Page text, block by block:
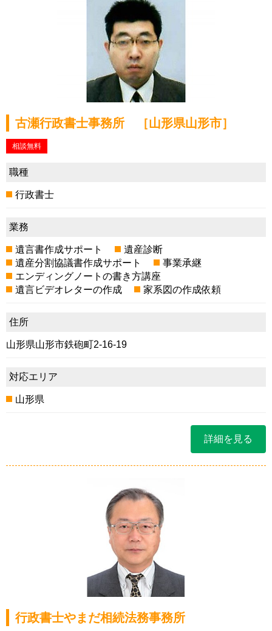
古瀬行政書士事務所 ［山形県山形市］
相談無料
職種
行政書士
業務
遺言書作成サポート
遺産診断
遺産分割協議書作成サポート
事業承継
エンディングノートの書き方講座
遺言ビデオレターの作成
家系図の作成依頼
住所
山形県山形市鉄砲町2-16-19
対応エリア
山形県
詳細を見る
行政書士やまだ相続法務事務所